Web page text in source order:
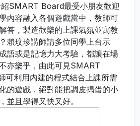
SMART Board最受小朋友歡迎
內容融入各個遊戲當中，教師可
答，製造歡樂的上課氣氛並寓教
賴玟珍講師請多位同學上台示
語或是記憶力大考驗，都讓在場
亦樂乎，由此可見SMART
可利用內建的程式結合上課所需
的遊戲，絕對能把調皮搗蛋的小
並且學得又快又好。